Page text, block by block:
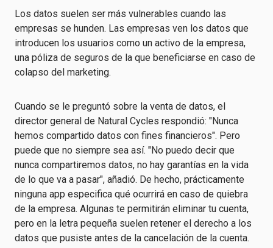
Los datos suelen ser más vulnerables cuando las
empresas se hunden. Las empresas ven los datos que
introducen los usuarios como un activo de la empresa,
una póliza de seguros de la que beneficiarse en caso de
colapso del marketing.
Cuando se le preguntó sobre la venta de datos, el
director general de Natural Cycles respondió: "Nunca
hemos compartido datos con fines financieros". Pero
puede que no siempre sea así. "No puedo decir que
nunca compartiremos datos, no hay garantías en la vida
de lo que va a pasar", añadió. De hecho, prácticamente
ninguna app especifica qué ocurrirá en caso de quiebra
de la empresa. Algunas te permitirán eliminar tu cuenta,
pero en la letra pequeña suelen retener el derecho a los
datos que pusiste antes de la cancelación de la cuenta.